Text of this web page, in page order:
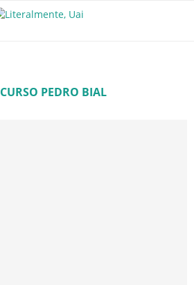
CURSO PEDRO BIAL